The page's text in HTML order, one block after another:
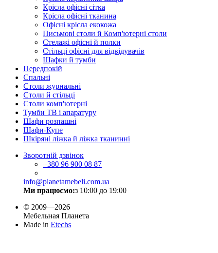
Крісла офісні сітка
Крісла офісні тканина
Офісні крісла екокожа
Письмові столи й Комп'ютерні столи
Стелажі офісні й полки
Стільці офісні для відвідувачів
Шафки й тумби
Передпокій
Спальні
Столи журнальні
Столи й стільці
Столи комп'ютерні
Тумби ТВ і апаратуру
Шафи розпашні
Шафи-Купе
Шкіряні ліжка й ліжка тканинні
Зворотній дзвінок
+380 96 900 08 87
info@planetamebeli.com.ua
Ми працюємо:з 10:00 до 19:00
© 2009—2026
Мебельная Планета
Made in Etechs